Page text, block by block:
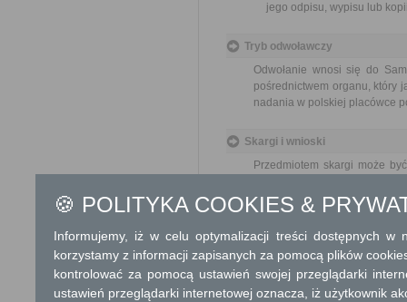
jego odpisu, wypisu lub
Tryb odwoławczy
Odwołanie wnosi się do
pośrednictwem organu, który
nadania w polskiej placówce
Skargi i wnioski
Przedmiotem skargi może
spraw. Przedmiotem
usprawnienie pracy i
Organ właściwy dla
miesiąca.
Informacje dodatkowe
🍪 POLITYKA COOKIES &
Informujemy, iż w celu optymalizacji treści dostępnych w
korzystamy z informacji zapisanych za pomocą plików
kontrolować za pomocą ustawień swojej przeglądarki
ustawień przeglądarki internetowej oznacza, iż użytkownik